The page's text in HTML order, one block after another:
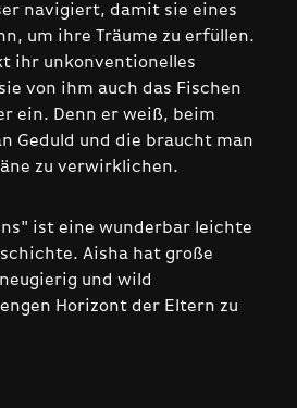
navigiert, damit sie eines
um ihre Träume zu erfüllen.
ihr unkonventionelles
von ihm auch das Fischen
ein. Denn er weiß, beim
Geduld und die braucht man
zu verwirklichen.
ist eine wunderbar leichte
Aisha hat große
und wild
Horizont der Eltern zu